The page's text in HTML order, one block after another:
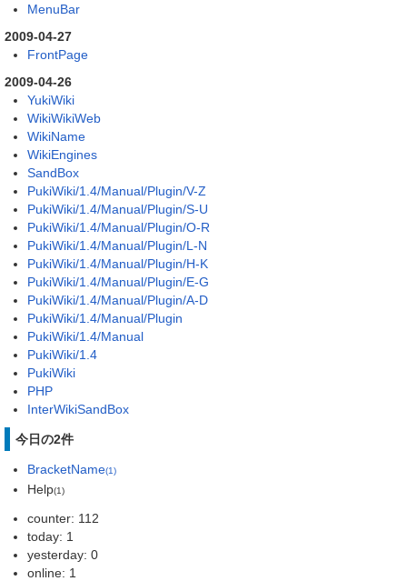
MenuBar
2009-04-27
FrontPage
2009-04-26
YukiWiki
WikiWikiWeb
WikiName
WikiEngines
SandBox
PukiWiki/1.4/Manual/Plugin/V-Z
PukiWiki/1.4/Manual/Plugin/S-U
PukiWiki/1.4/Manual/Plugin/O-R
PukiWiki/1.4/Manual/Plugin/L-N
PukiWiki/1.4/Manual/Plugin/H-K
PukiWiki/1.4/Manual/Plugin/E-G
PukiWiki/1.4/Manual/Plugin/A-D
PukiWiki/1.4/Manual/Plugin
PukiWiki/1.4/Manual
PukiWiki/1.4
PukiWiki
PHP
InterWikiSandBox
今日の2件
BracketName(1)
Help(1)
counter: 112
today: 1
yesterday: 0
online: 1